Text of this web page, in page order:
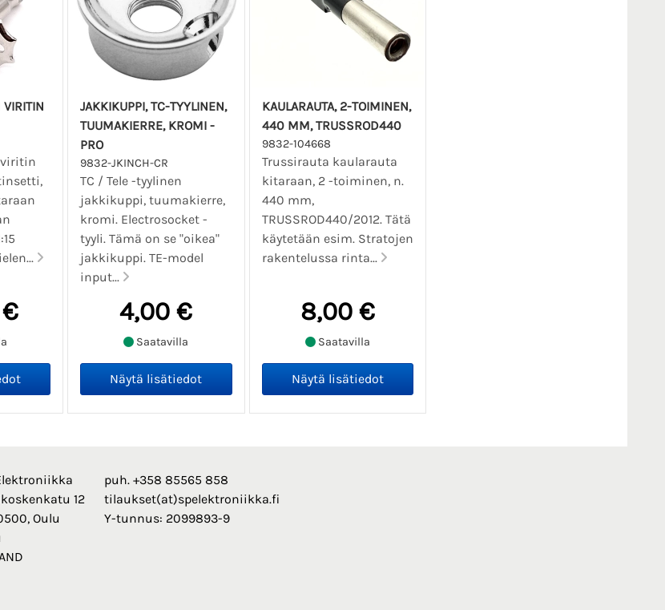
viritin
JAKKIKUPPI, TC-TYYLINEN,
TUUMAKIERRE, KROMI -
PRO
9832-JKINCH-CR
TC / Tele -tyylinen
jakkikuppi, tuumakierre,
kromi. Electrosocket -
tyyli. Tämä on se "oikea"
jakkikuppi. TE-model
input...
4,00 €
Saatavilla
KAULARAUTA, 2-TOIMINEN,
440 MM, TRUSSROD440
9832-104668
Trussirauta kaularauta
kitaraan, 2 -toiminen, n.
440 mm,
TRUSSROD440/2012. Tätä
käytetään esim. Stratojen
rakentelussa rinta...
8,00 €
Saatavilla
12
Oulu
puh. +358 85565 858
tilaukset(at)spelektroniikka.fi
Y-tunnus: 2099893-9